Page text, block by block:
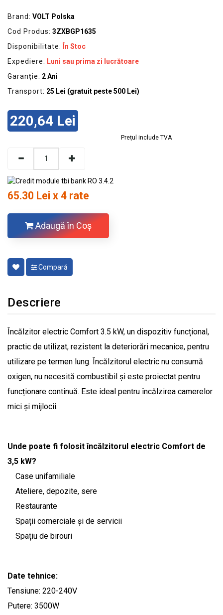
SI
ECHIPAMENTE
ELECTRICE
ECHIPAMENTE
DE
KITURI
FOTOVOLTAICE
Brand: VOLT Polska
Cod Produs: 3ZXBGP1635
Disponibilitate:
În Stoc
Expediere: Luni sau prima zi lucrătoare
Garanție: 2 Ani
Transport: 25 Lei (gratuit peste 500 Lei)
220,64 Lei
Prețul include TVA
65.30 Lei x 4 rate
Adaugă în Coş
Compară
Descriere
Încălzitor electric Comfort 3.5 kW, un dispozitiv funcțional,
practic de utilizat, rezistent la deteriorări mecanice, pentru
utilizare pe termen lung. Încălzitorul electric nu consumă
oxigen, nu necesită combustibil și este proiectat pentru
funcționare continuă. Este ideal pentru încălzirea camerelor
mici și mijlocii.
Unde poate fi folosit încălzitorul electric Comfort de
3,5 kW?
Case unifamiliale
Ateliere, depozite, sere
Restaurante
Spații comerciale și de servicii
Spațiu de birouri
Date tehnice:
Tensiune: 220-240V
Putere: 3500W